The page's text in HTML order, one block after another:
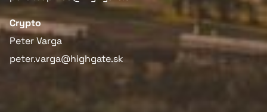
Crypto
Peter Varga
peter.varga@highgate.sk